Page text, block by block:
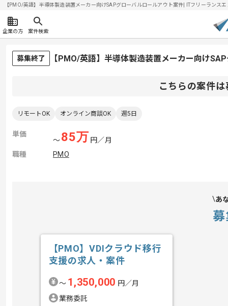
【PMO/英語】半導体製造装置メーカー向けSAPグローバルロールアウト案件| ITフリーラン
企業の方 案件検索
募集終了 【PMO/英語】半導体製造装置メーカー向け
こちらの案件
リモートOK オンライン商談OK 週5日
単価
〜85万 円／月
職種
PMO
あ
【PMO】VDIクラウド移行
支援の求人・案件
〜 1,350,000 円／月
業務委託